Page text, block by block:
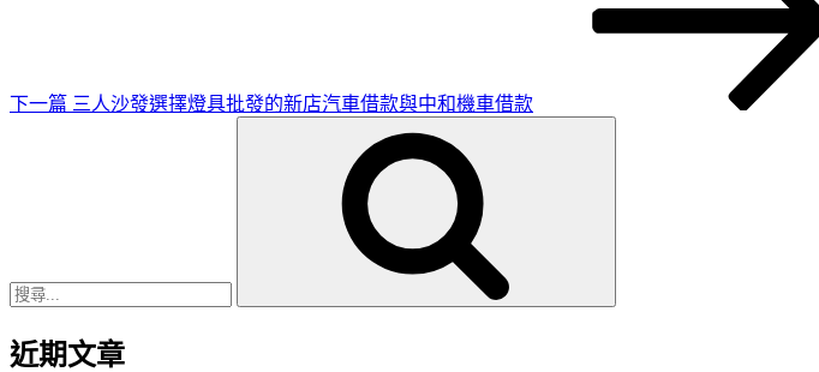
下一篇 三人沙發選擇燈具批發的新店汽車借款與中和機車借款
近期文章